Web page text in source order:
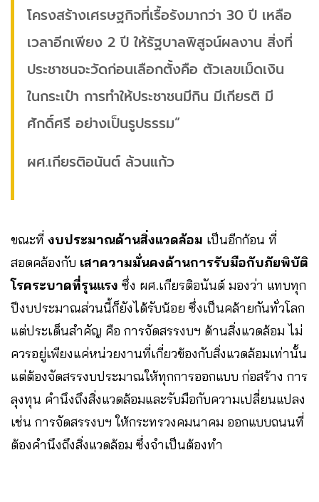
โครงสร้างเศรษฐกิจที่เรื้อรังมากว่า 30 ปี เหลือ
เวลาอีกเพียง 2 ปี ให้รัฐบาลพิสูจน์ผลงาน สิ่งที่
ประชาชนจะวัดก่อนเลือกตั้งคือ ตัวเลขเม็ดเงิน
ในกระเป๋า การทำให้ประชาชนมีกิน มีเกียรติ มี
ศักดิ์ศรี อย่างเป็นรูปธรรม”
ผศ.เกียรติอนันต์ ล้วนแก้ว
ขณะที่ งบประมาณด้านสิ่งแวดล้อม เป็นอีกก้อน ที่
สอดคล้องกับ เสาความมั่นคงด้านการรับมือกับภัยพิบัติ
โรคระบาดที่รุนแรง ซึ่ง ผศ.เกียรติอนันต์ มองว่า แทบทุก
ปีงบประมาณส่วนนี้ก็ยังได้รับน้อย ซึ่งเป็นคล้ายกันทั่วโลก
แต่ประเด็นสำคัญ คือ การจัดสรรงบฯ ด้านสิ่งแวดล้อม ไม่
ควรอยู่เพียงแค่หน่วยงานที่เกี่ยวข้องกับสิ่งแวดล้อมเท่านั้น
แต่ต้องจัดสรรงบประมาณให้ทุกการออกแบบ ก่อสร้าง การ
ลุงทุน คำนึงถึงสิ่งแวดล้อมและรับมือกับความเปลี่ยนแปลง
เช่น การจัดสรรงบฯ ให้กระทรวงคมนาคม ออกแบบถนนที่
ต้องคำนึงถึงสิ่งแวดล้อม ซึ่งจำเป็นต้องทำ